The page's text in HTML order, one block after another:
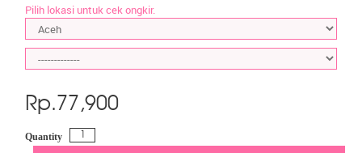
Pilih lokasi untuk cek ongkir.
Rp. 77,900
Quantity